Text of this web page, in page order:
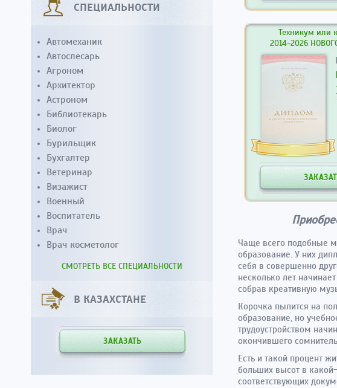
Техникум или
2014-2026
Чаще всего подобные
образование. У них
себя в совершенно
несколько лет
собрав креативную
Корочка пылится на
образование, но
трудоустройством
окончившего
Есть и такой процент
больших высот в
соответствующих
СПЕЦИАЛЬНОСТИ
Автомеханик
Автослесарь
Агроном
Архитектор
Астроном
Библиотекарь
Биолог
Бурильщик
Бухгалтер
Ветеринар
Визажист
Военный
Воспитатель
Врач
Врач косметолог
СМОТРЕТЬ ВСЕ СПЕЦИАЛЬНОСТИ
В КАЗАХСТАНЕ
ЗАКАЗАТЬ